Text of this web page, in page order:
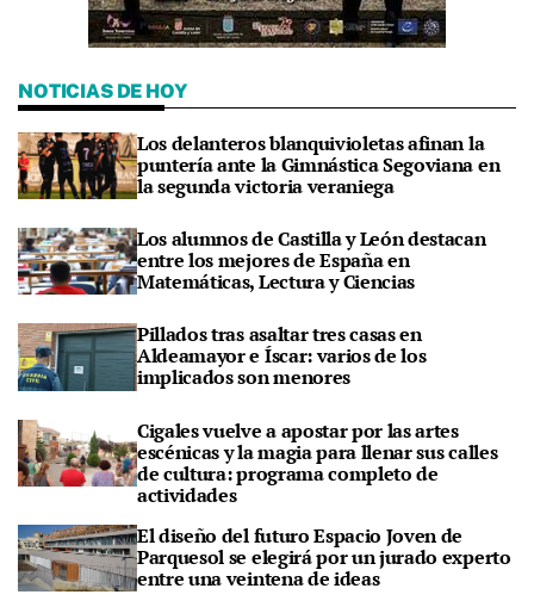
NOTICIAS DE HOY
Los delanteros blanquivioletas afinan la
puntería ante la Gimnástica Segoviana en
la segunda victoria veraniega
Los alumnos de Castilla y León destacan
entre los mejores de España en
Matemáticas, Lectura y Ciencias
Pillados tras asaltar tres casas en
Aldeamayor e Íscar: varios de los
implicados son menores
Cigales vuelve a apostar por las artes
escénicas y la magia para llenar sus calles
de cultura: programa completo de
actividades
El diseño del futuro Espacio Joven de
Parquesol se elegirá por un jurado experto
entre una veintena de ideas